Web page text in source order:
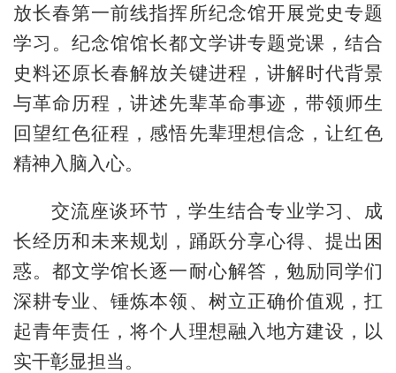
放长春第一前线指挥所纪念馆开展党史专题
学习。纪念馆馆长都文学讲专题党课，结合
史料还原长春解放关键进程，讲解时代背景
与革命历程，讲述先辈革命事迹，带领师生
回望红色征程，感悟先辈理想信念，让红色
精神入脑入心。
交流座谈环节， 学生结合专业学习、成
长经历和未来规划，踊跃分享心得、提出困
惑。都文学馆长逐一耐心解答，勉励同学们
深耕专业、锤炼本领、树立正确价值观，扛
起青年责任，将个人理想融入地方建设，以
实干彰显担当。